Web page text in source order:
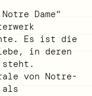
Dame“
Es ist die
in deren
steht.
von Notre-
als